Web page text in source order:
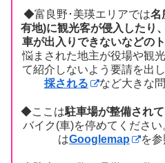
◆富良野･美瑛エリアでは名
有地)に観光客が侵入したり
車が出入りできないなどの
悩まされた地主が役場や観
て紹介しないよう要請を出し
採される
など大きな
◆ここは駐車場が整備され
バイク(車)を停めてくださ
はGooglemap を